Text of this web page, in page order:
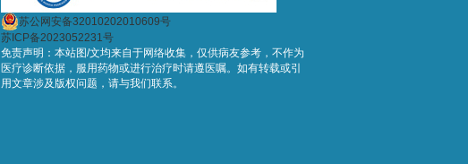
苏公网安备32010202010609号
苏ICP备2023052231号
免责声明：本站图/文均来自于网络收集，仅供病友参考，不作为
医疗诊断依据，服用药物或进行治疗时请遵医嘱。如有转载或引
用文章涉及版权问题，请与我们联系。